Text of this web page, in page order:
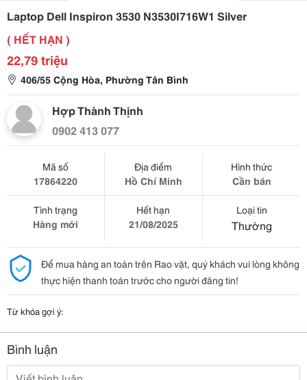
Laptop Dell Inspiron 3530 N3530I716W1 Silver
( HẾT HẠN )
22,79 triệu
406/55 Cộng Hòa, Phường Tân Bình
Hợp Thành Thịnh
0902 413 077
Mã số
17864220
Địa điểm
Hồ Chí Minh
Hình thức
Cần bán
Tình trạng
Hàng mới
Hết hạn
21/08/2025
Loại tin
Thường
Để mua hàng an toàn trên Rao vặt, quý khách vui lòng không
thực hiện thanh toán trước cho người đăng tin!
Từ khóa gợi ý:
Bình luận